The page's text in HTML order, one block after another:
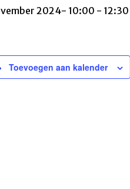
2024- 10:00 - 12:30
Toevoegen aan kalender